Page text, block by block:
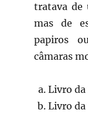
tratava de
mas de
papiros
câmaras
Livro da
Livro da